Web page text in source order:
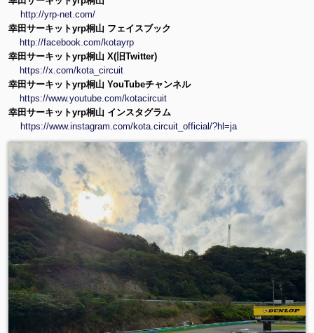
http://yrp-net.com/
幸田サーキットyrp桐山 フェイスブック
http://facebook.com/kotayrp
幸田サーキットyrp桐山 X(旧Twitter)
https://x.com/kota_circuit
幸田サーキットyrp桐山 YouTubeチャンネル
https://www.youtube.com/kotacircuit
幸田サーキットyrp桐山 インスタグラム
https://www.instagram.com/kota.circuit_official/?hl=ja